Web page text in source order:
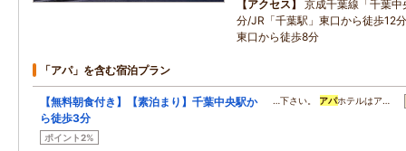
アクセス
京成千葉線「千葉
分/JR「千葉駅」東口から徒歩12
東口から徒歩8分
「アパ」を含む宿泊プラン
【無料朝食付き】【素泊まり】千葉中央駅か
ら徒歩3分
ポイント2%
…下さい。 アパホテルはア…